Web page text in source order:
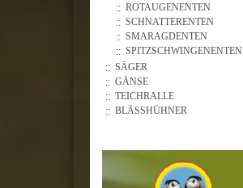
ROTAUGENENTEN
SCHNATTERENTEN
SMARAGDENTEN
SPITZSCHWINGENENTEN
SÄGER
GÄNSE
TEICHRALLE
BLÄSSHÜHNER